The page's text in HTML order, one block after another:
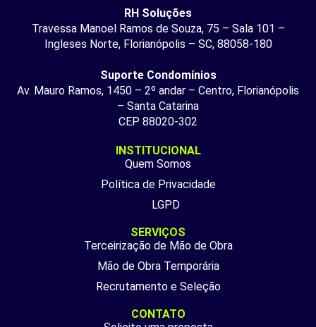
RH Soluções
Travessa Manoel Ramos de Souza, 75 – Sala 101 –
Ingleses Norte, Florianópolis – SC, 88058-180
Suporte Condomínios
Av. Mauro Ramos, 1450 – 2º andar – Centro, Florianópolis
– Santa Catarina
CEP 88020-302
INSTITUCIONAL
Quem Somos
Política de Privacidade
LGPD
SERVIÇOS
Terceirização de Mão de Obra
Mão de Obra Temporária
Recrutamento e Seleção
CONTATO